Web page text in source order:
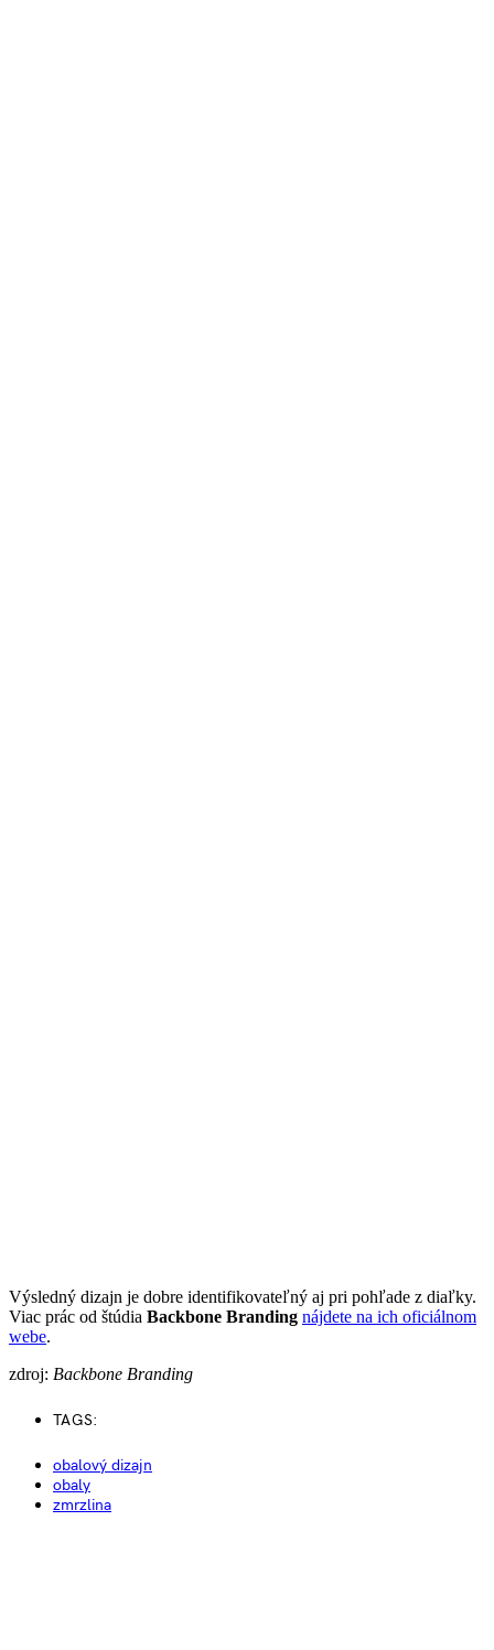
Výsledný dizajn je dobre identifikovateľný aj pri pohľade z diaľky.
Viac prác od štúdia Backbone Branding nájdete na ich oficiálnom
webe.
zdroj: Backbone Branding
TAGS:
obalový dizajn
obaly
zmrzlina